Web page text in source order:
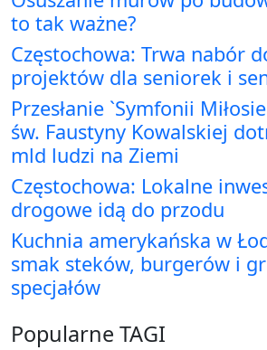
to tak ważne?
Częstochowa: Trwa nabór
projektów dla seniorek i
Przesłanie `Symfonii
św. Faustyny Kowalskiej
mld ludzi na Ziemi
Częstochowa: Lokalne
drogowe idą do przodu
Kuchnia amerykańska w
smak steków, burgerów i
specjałów
Popularne TAGI